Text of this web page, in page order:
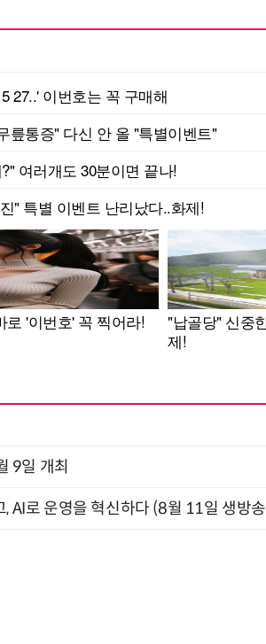
9일 개최
, AI로 운영을 혁신하다 (8월 11일 생방